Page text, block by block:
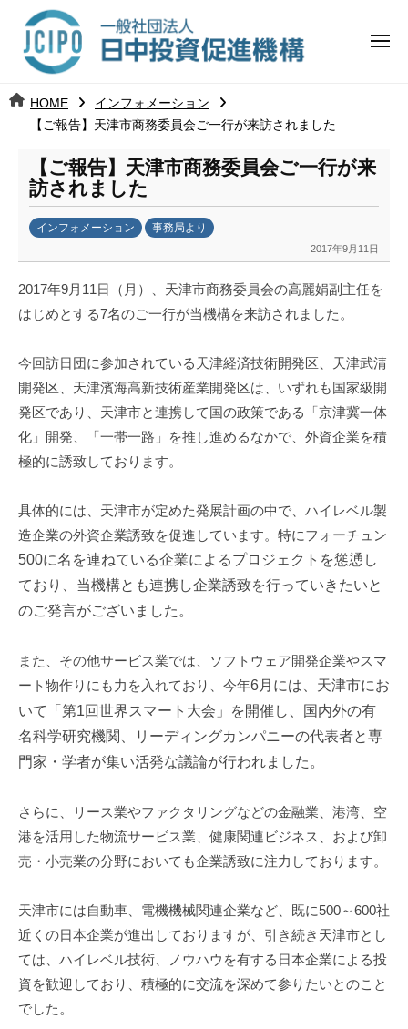
ツ 日
中
投
資
促
進
機
構
j
メ
HOME
インフォメーション
【ご報告】天津市商務委員会ご一行が来訪されました
【ご報告】天津市商務委員会ご一行が来
訪されました
インフォメーション 事務局より
2017年9月11日
k
a
a
u
m
2017年9月 11日（月）、天津市商務委員会の高麗娟副主任を
はじめとする7名のご一行が当機構を来訪されました。
今回訪日団に参加されている天津経済技術開発区、天津武清
開発区、天津濱海高新技術産業開発区は、いずれも国家級開
発区であり、天津市と連携して国の政策である「京津冀一体
化」開発、「一帯一路」を推し進めるなかで、外資企業を積
極的に誘致しております。
具体的には、天津市が定めた発展計画の中で、ハイレベル製
造企業の外資企業誘致を促進しています。特にフォーチュン
500に名を連ねている企業によるプロジェクトを慫慂し
ており、当機構とも連携し企業誘致を行っていきたいと
のご発言がございました。
また、その他サービス業では、ソフトウェア開発企業やスマ
ート物作りにも力を入れており、今年6月には、天津市にお
いて「第1回世界スマート大会」を開催し、
国内外の有
名科学研究機関、リーディングカンパニーの代表者と専
門家・学者が集い活発な議論が行われました。
さらに、リース業やファクタリングなどの金融業、港湾、空
港を活用した物流サービス業、健康関連ビジネス、および卸
売・小売業の分野においても企業誘致に注力しております。
天津市には自動車、電機機械関連企業など、既に500～600社
近くの日本企業が進出しておりますが、引き続き天津市とし
ては、ハイレベル技術、ノウハウを有する日本企業による投
資を歓迎しており、積極的に交流を深めて参りたいとのこと
でした 。
日
中
資
進
機
構